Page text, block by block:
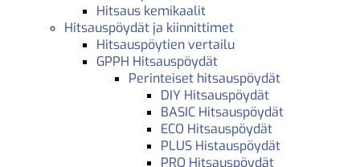
Hitsaus kemikaalit
Hitsauspöydät ja kiinnittimet
Hitsauspöytien vertailu
GPPH Hitsauspöydät
Perinteiset hitsauspöydät
DIY Hitsauspöydät
BASIC Hitsauspöydät
ECO Hitsauspöydät
PLUS Histauspöydät
PRO Hitsauspöydät